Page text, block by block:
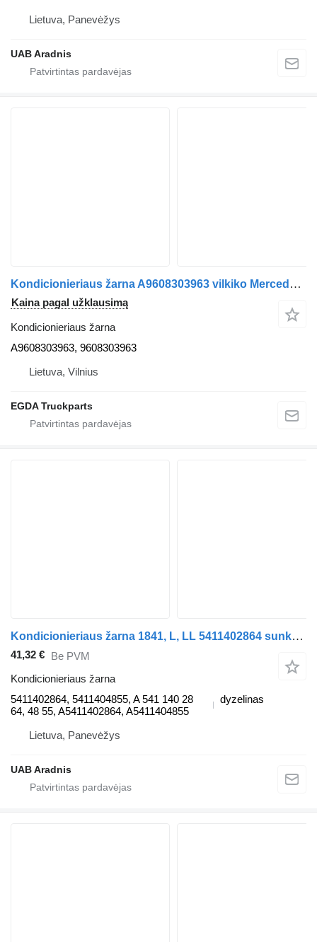
Lietuva, Panevėžys
UAB Aradnis
Kondicionieriaus žarna A9608303963 vilkiko Mercedes-Benz MP5
Kaina pagal užklausimą
Kondicionieriaus žarna
A9608303963, 9608303963
Lietuva, Vilnius
EGDA Truckparts
Kondicionieriaus žarna 1841, L, LL 5411402864 sunkvežimio Mercedes-Benz ACTROS MP2 / MP3
41,32 € Be PVM
Kondicionieriaus žarna
5411402864, 5411404855, A 541 140 28
64, 48 55, A5411402864, A5411404855
dyzelinas
Lietuva, Panevėžys
UAB Aradnis